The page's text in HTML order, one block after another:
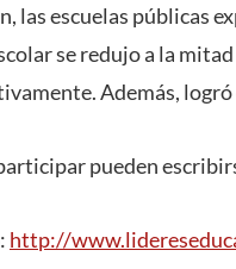
las escuelas públicas
se redujo a la
Además,
pueden
http://